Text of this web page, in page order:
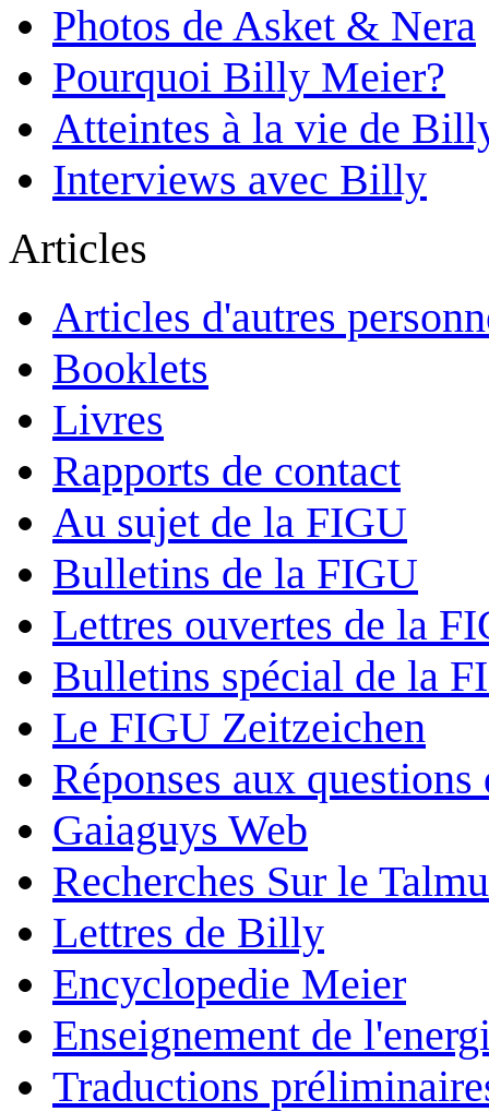
Photos de Asket & Nera
Pourquoi Billy Meier?
Atteintes à la vie de
Interviews avec Billy
Articles
Articles d'autres
Booklets
Livres
Rapports de contact
Au sujet de la FIGU
Bulletins de la FIGU
Lettres ouvertes de la
Bulletins spécial de la
Le FIGU Zeitzeichen
Réponses aux
Gaiaguys Web
Recherches Sur le
Lettres de Billy
Encyclopedie Meier
Enseignement de
Traductions